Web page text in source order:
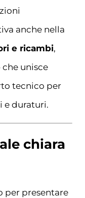
anche nella
e ricambi,
unisce
tecnico per
e duraturi.
chiara
per presentare